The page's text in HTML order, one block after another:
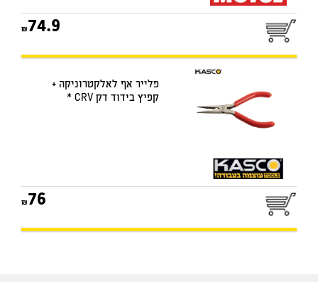
74.9
פלייר אף לאלקטרוניקה +
קפיץ בידוד דק CRV *
76